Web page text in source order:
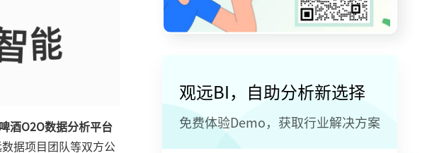
酒O2O数据分析平台
据项目团队等双方公
观远BI，自助分析新选择
免费体验Demo，获取行业解决方案